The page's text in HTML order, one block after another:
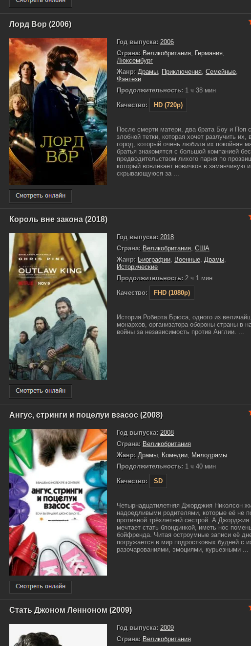
Лорд Вор (2006)
Год выпуска: 2006
Страна: Великобритания Германия
Люксембург
Жанр: Драмы Приключения Семейные
Фэнтези
Продолжительность: 1 ч 38 мин
Качество:
HD (720p)
После смерти матери, два брата Боу и Поп
злобной тетки, которая хочет разлучить
город, который очень любила их покойная
братья знакомятся с большой компанией
предводительством лихого парня по
который вовлекает новичков в заманчивую
скрывающуюся за ...
Король вне закона (2018)
Год выпуска: 2018
Страна: Великобритания, США
Жанр: Биографии, Военные, Драмы,
Исторические
Продолжительность: 2 ч 1 мин
Качество:
FHD (1080p)
История Роберта Брюса, одного из
монархов, организатора обороны страны в
войны за независимость против Англии. ...
Ангус, стринги и поцелуи взасос (2008)
Год выпуска: 2008
Страна: Великобритания
Жанр: Драмы Комедии Мелодрамы
Продолжительность: 1 ч 40 мин
Качество:
SD
Четырнадцатилетняя Джорджия Николсон
надоедливыми родителями, которые её не
противной трёхлетней сестрой. А
мечтает стать блондинкой, иметь нос
бойфренда. Читая остроумные записи её
погружается в мир подростковых будней с
разочарованиями, эмоциями, курьезными ...
Стать Джоном Ленноном (2009)
Год выпуска: 2009
Страна: Великобритания